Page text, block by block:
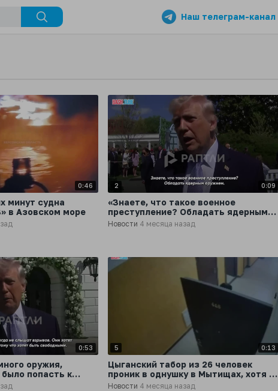
Наш телеграм-канал
0:46
минут судна
в Азовском море
2 0:09
«Знаете, что такое военное
преступление? Обладать ядерным
оружием», - Дональд Трамп
Новости 4 месяца назад
0:53
оружия,
попасть к
5 0:13
Цыганский табор из 26 человек
проник в однушку в Мытищах, хотя по
договору должны были заселиться
Новости 4 месяца назад